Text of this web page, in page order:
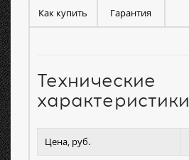
Как купить Гарантия
Технические
характеристики
Цена, руб.